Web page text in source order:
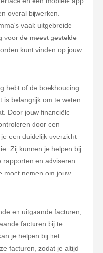
overal bijwerken.
vaak uitgebreide
voor de meest gestelde
kunt vinden op jouw
hebt of de boekhouding
is belangrijk om te weten
Door jouw financiële
door een
een duidelijk overzicht
Zij kunnen je helpen bij
rapporten en adviseren
moet nemen om jouw
en uitgaande facturen,
facturen bij te
je helpen bij het
facturen, zodat je altijd